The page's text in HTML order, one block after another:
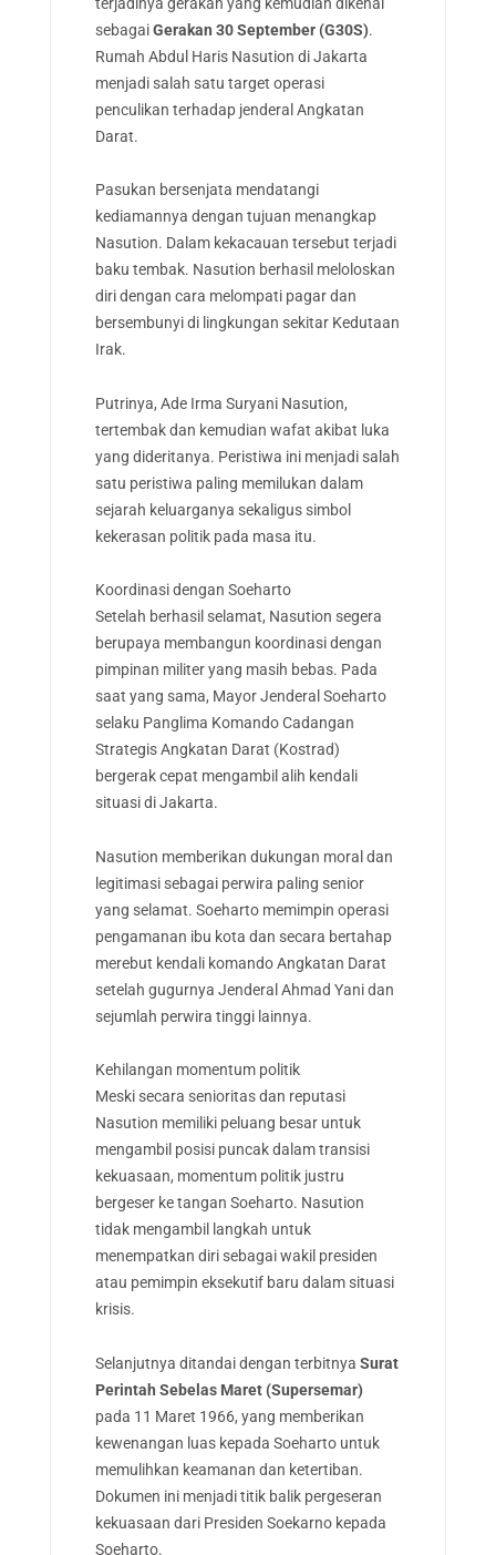
sebagaiGerakan 30 September (G30S).
Rumah Abdul Haris Nasution di Jakarta
menjadi salah satu target operasi
penculikan terhadap jenderal Angkatan
Darat.
Pasukan bersenjata mendatangi
kediamannya dengan tujuan menangkap
Nasution. Dalam kekacauan tersebut terjadi
baku tembak. Nasution berhasil meloloskan
diri dengan cara melompati pagar dan
bersembunyi di lingkungan sekitar Kedutaan
Irak.
Putrinya, Ade Irma Suryani Nasution,
tertembak dan kemudian wafat akibat luka
yang dideritanya. Peristiwa ini menjadi salah
satu peristiwa paling memilukan dalam
sejarah keluarganya sekaligus simbol
kekerasan politik pada masa itu.
Koordinasi dengan Soeharto
Setelah berhasil selamat, Nasution segera
berupaya membangun koordinasi dengan
pimpinan militer yang masih bebas. Pada
saat yang sama, Mayor Jenderal Soeharto
selaku Panglima Komando Cadangan
Strategis Angkatan Darat (Kostrad)
bergerak cepat mengambil alih kendali
situasi di Jakarta.
Nasution memberikan dukungan moral dan
legitimasi sebagai perwira paling senior
yang selamat. Soeharto memimpin operasi
pengamanan ibu kota dan secara bertahap
merebut kendali komando Angkatan Darat
setelah gugurnya Jenderal Ahmad Yani dan
sejumlah perwira tinggi lainnya.
Kehilangan momentum politik
Meski secara senioritas dan reputasi
Nasution memiliki peluang besar untuk
mengambil posisi puncak dalam transisi
kekuasaan, momentum politik justru
bergeser ke tangan Soeharto. Nasution
tidak mengambil langkah untuk
menempatkan diri sebagai wakil presiden
atau pemimpin eksekutif baru dalam situasi
krisis.
Selanjutnya ditandai dengan terbitnya Surat
Perintah Sebelas Maret (Supersemar)
pada 11 Maret 1966, yang memberikan
kewenangan luas kepada Soeharto untuk
memulihkan keamanan dan ketertiban.
Dokumen ini menjadi titik balik pergeseran
kekuasaan dari Presiden Soekarno kepada
Soeharto.